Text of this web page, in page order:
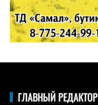
ГЛАВНЫЙ РЕДАКТОР